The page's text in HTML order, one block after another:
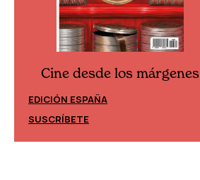
Cine desde los márgenes
EDICIÓN ESPAÑA
SUSCRÍBETE